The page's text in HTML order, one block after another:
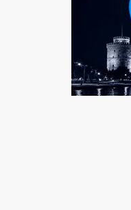
Σκιάθος:
μέθυσε την
επεισόδια
6|08|2026 |